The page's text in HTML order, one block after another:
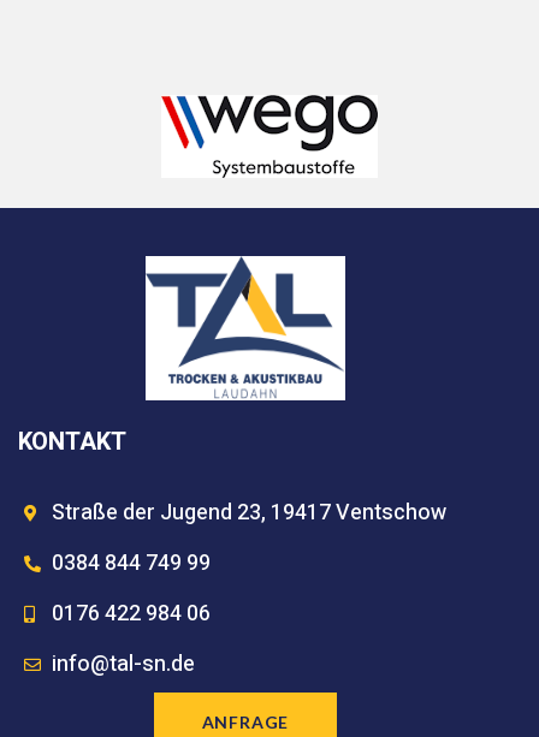
KONTAKT
Straße der Jugend 23, 19417 Ventschow
0384 844 749 99
0176 422 984 06
info@tal-sn.de
ANFRAGE